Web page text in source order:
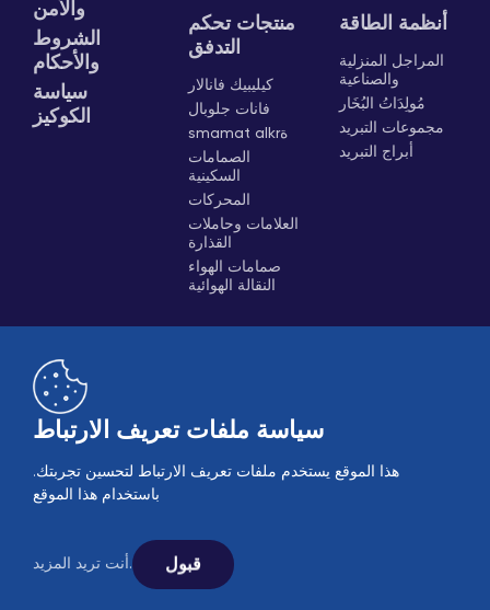
والأمن
الشروط
والأحكام
سياسة
الكوكيز
منتجات تحكم
التدفق
كيليبيك فانالار
فانات جلوبال
smamat alkrة
الصمامات
السكينية
المحركات
العلامات وحاملات
القذارة
صمامات الهواء
النقالة الهوائية
أنظمة الطاقة
المراجل المنزلية
والصناعية
مُولِدَاتُ البُخَار
مجموعات التبريد
أبراج التبريد
سياسة ملفات تعريف الارتباط
هذا الموقع يستخدم ملفات تعريف الارتباط لتحسين تجربتك.
باستخدام هذا الموقع
أنت تريد المزيد. قبول